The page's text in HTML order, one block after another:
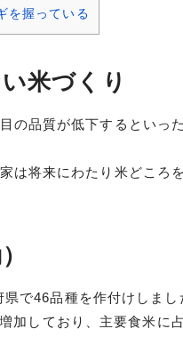
を握っている
米づくり
の品質が低下するといっ
は将来にわたり米どころ
で46品種を作付けしまし
加しており、主要食米に